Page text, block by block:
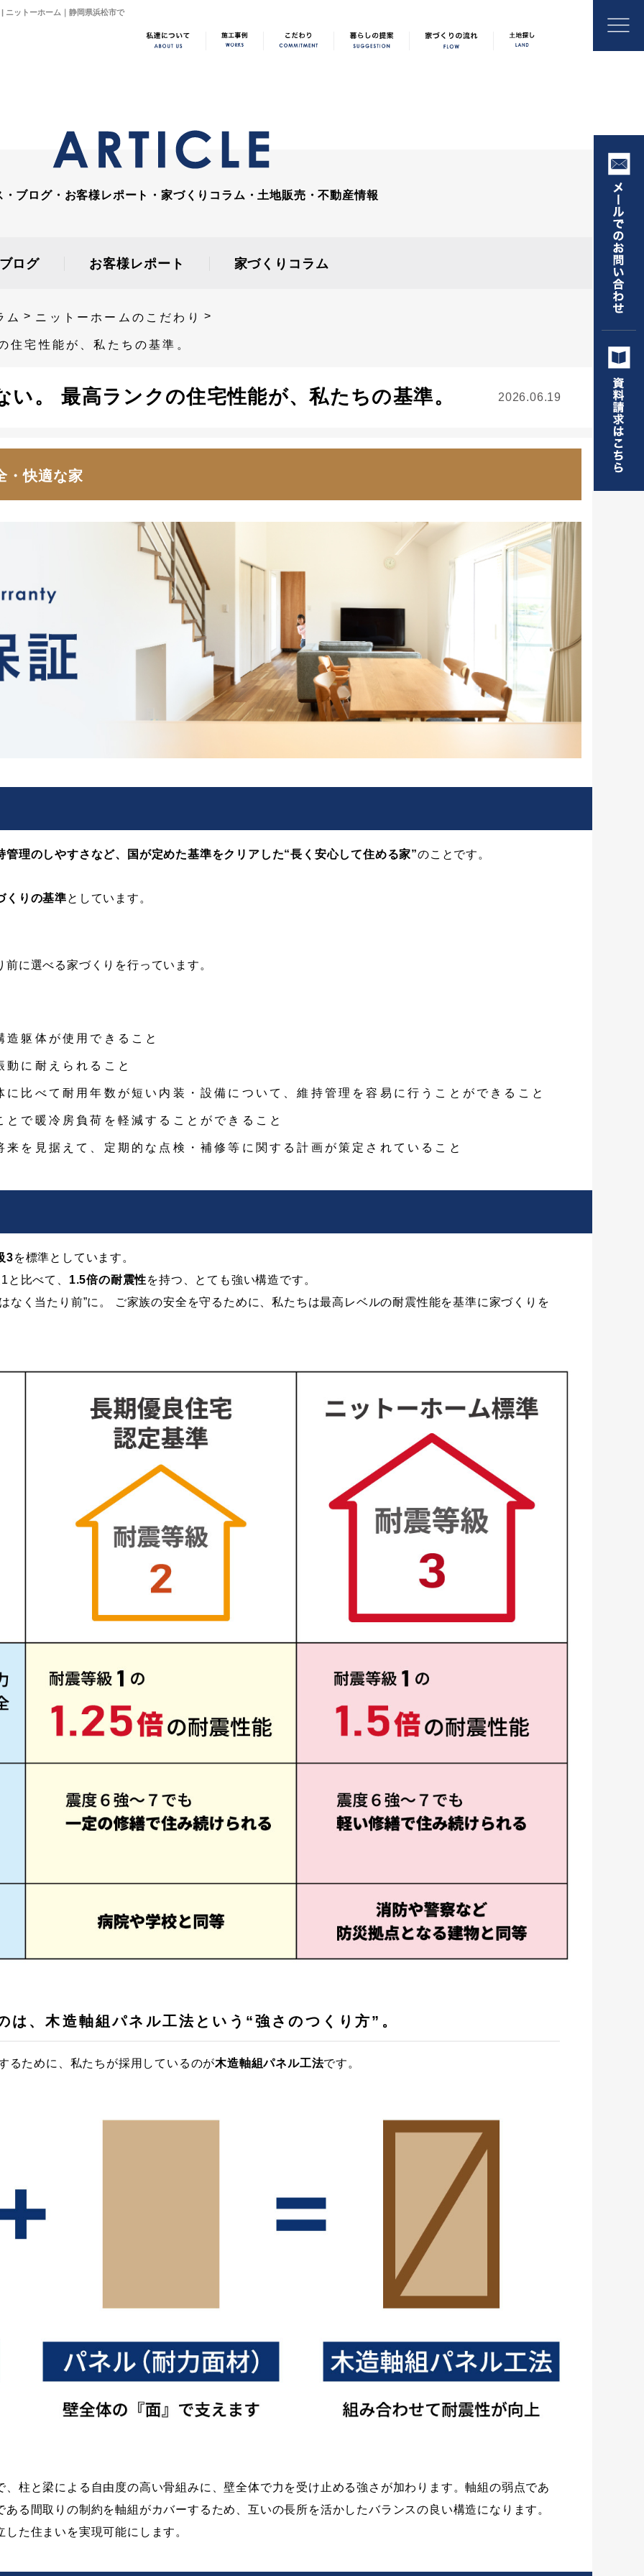
ニットーホーム｜静岡県浜松市で
・ブログ・お客様レポート・家づくりコラム・土地販売・不動産情報
ログ お客様レポート 家づくりコラム
ム ニットーホームのこだわり
住宅性能が、私たちの基準。
。 最高ランクの住宅性能が、私たちの基準。 2026.06.19
・快適な家
管理のしやすさなど、国が定めた基準をクリアした“長く安心して住める家”のことです。
くりの基準としています。
に選べる家づくりを行っています。
躯体が使用できること
に耐えられること
比べて耐用年数が短い内装・設備について、維持管理を容易に行うことができること
で暖冷房負荷を軽減することができること
を見据えて、定期的な点検・補修等に関する計画が策定されていること
3を標準としています。
と比べて、 1.5倍の耐震性を持つ、とても強い構造です。
なく当たり前”に。 ご家族の安全を守るために、私たちは最高レベルの耐震性能を基準に家づくりを
は、木造軸組パネル工法という“強さのつくり方”。
るために、私たちが採用しているのが木造軸組パネル工法です。
柱と梁による自由度の高い骨組みに、壁全体で力を受け止める強さが加わります。軸組の弱点であ
る間取りの制約を軸組がカバーするため、互いの長所を活かしたバランスの良い構造になります。
た住まいを実現可能にします。